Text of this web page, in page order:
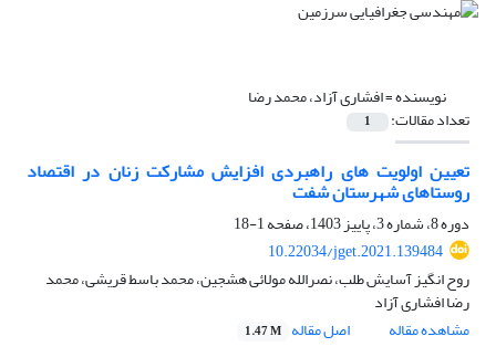
نویسنده =افشاری آزاد، محمد رضا
تعداد مقالات: 1
تعیین اولویت های راهبردی افزایش مشارکت زنان در اقتصاد
روستاهای شهرستان شفت
دوره 8، شماره 3، پاییز 1403، صفحه
1-18
10.22034/jget.2021.139484
روح انگیز آسایش طلب، نصرالله مولائی هشجین، محمد باسط قریشی، محمد
رضا افشاری آزاد
مشاهده مقاله
اصل مقاله 1.47 M